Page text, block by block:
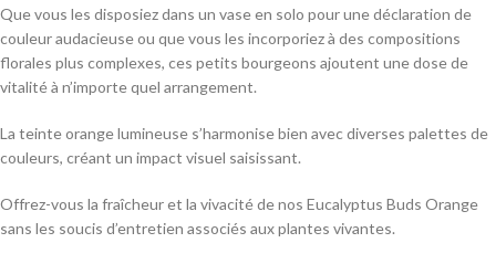
Que vous les disposiez dans un vase en solo pour une déclaration de
couleur audacieuse ou que vous les incorporiez à des compositions
florales plus complexes, ces petits bourgeons ajoutent une dose de
vitalité à n’importe quel arrangement.
La teinte orange lumineuse s’harmonise bien avec diverses palettes de
couleurs, créant un impact visuel saisissant.
Offrez-vous la fraîcheur et la vivacité de nos Eucalyptus Buds Orange
sans les soucis d’entretien associés aux plantes vivantes.